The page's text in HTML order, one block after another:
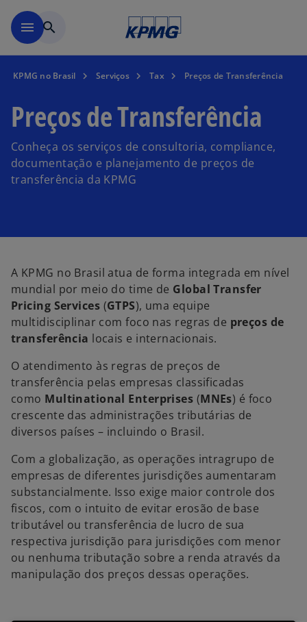
menu search
KPMG no Brasil Serviços Tax Preços de Transferência
Preços de Transferência
Conheça os serviços de consultoria, compliance,
documentação e planejamento de preços de
transferência da KPMG
A KPMG no Brasil atua de forma integrada em nível
mundial por meio do time de Global Transfer
Pricing Services (GTPS), uma equipe
multidisciplinar com foco nas regras de preços de
transferência locais e internacionais.
O atendimento às regras de preços de
transferência pelas empresas classificadas
como Multinational Enterprises (MNEs) é foco
crescente das administrações tributárias de
diversos países – incluindo o Brasil.
Com a globalização, as operações intragrupo de
empresas de diferentes jurisdições aumentaram
substancialmente. Isso exige maior controle dos
fiscos, com o intuito de evitar erosão de base
tributável ou transferência de lucro de sua
respectiva jurisdição para jurisdições com menor
ou nenhuma tributação sobre a renda através da
manipulação dos preços dessas operações.